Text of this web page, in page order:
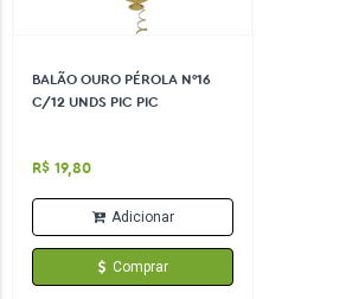
BALÃO OURO PÉROLA N°16
C/12 UNDS PIC PIC
R$ 19,80
Adicionar
Comprar